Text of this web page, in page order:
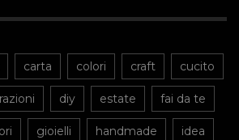
carta colori craft cucito
diy estate fai da te
gioielli handmade idea